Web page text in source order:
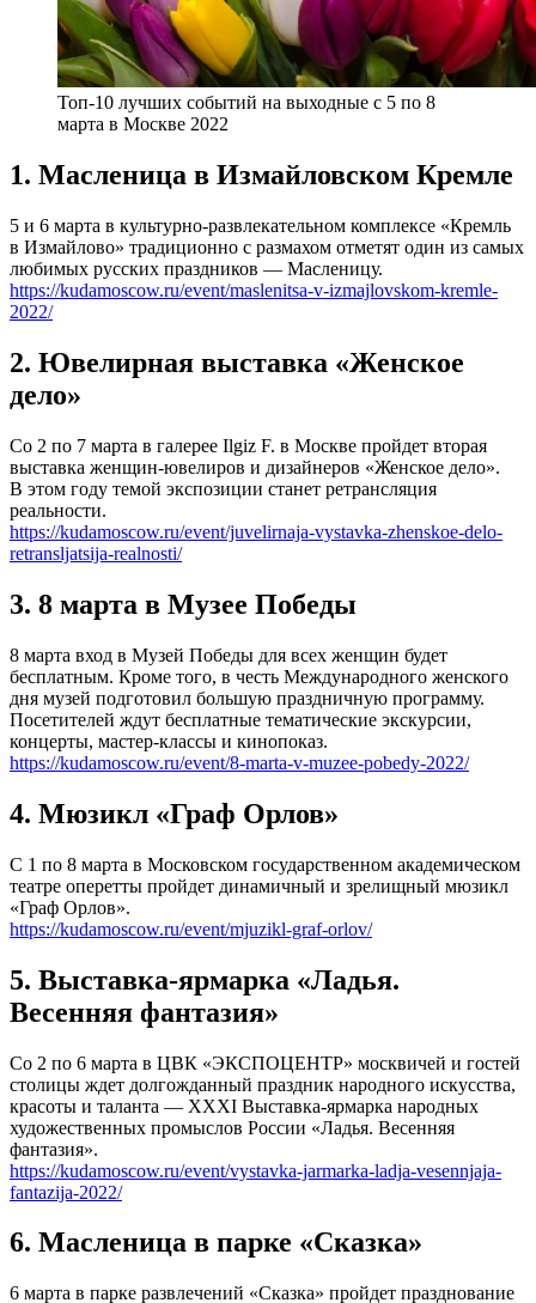
Топ-10 лучших событий на выходные с 5 по 8
марта в Москве 2022
1. Масленица в Измайловском Кремле
5 и 6 марта в культурно-развлекательном комплексе «Кремль
в Измайлово» традиционно с размахом отметят один из самых
любимых русских праздников — Масленицу.
https://kudamoscow.ru/event/maslenitsa-v-izmajlovskom-kremle-
2022/
2. Ювелирная выставка «Женское
дело»
Со 2 по 7 марта в галерее Ilgiz F. в Москве пройдет вторая
выставка женщин-ювелиров и дизайнеров «Женское дело».
В этом году темой экспозиции станет ретрансляция
реальности.
https://kudamoscow.ru/event/juvelirnaja-vystavka-zhenskoe-delo-
retransljatsija-realnosti/
3. 8 марта в Музее Победы
8 марта вход в Музей Победы для всех женщин будет
бесплатным. Кроме того, в честь Международного женского
дня музей подготовил большую праздничную программу.
Посетителей ждут бесплатные тематические экскурсии,
концерты, мастер-классы и кинопоказ.
https://kudamoscow.ru/event/8-marta-v-muzee-pobedy-2022/
4. Мюзикл «Граф Орлов»
С 1 по 8 марта в Московском государственном академическом
театре оперетты пройдет динамичный и зрелищный мюзикл
«Граф Орлов».
https://kudamoscow.ru/event/mjuzikl-graf-orlov/
5. Выставка-ярмарка «Ладья.
Весенняя фантазия»
Со 2 по 6 марта в ЦВК «ЭКСПОЦЕНТР» москвичей и гостей
столицы ждет долгожданный праздник народного искусства,
красоты и таланта — XXХI Выставка-ярмарка народных
художественных промыслов России «Ладья. Весенняя
фантазия».
https://kudamoscow.ru/event/vystavka-jarmarka-ladja-vesennjaja-
fantazija-2022/
6. Масленица в парке «Сказка»
6 марта в парке развлечений «Сказка» пройдет празднование